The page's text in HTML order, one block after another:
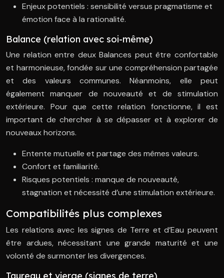
Enjeux potentiels : sensibilité versus pragmatisme et
émotion face à la rationalité.
Balance (relation avec soi-même)
Une relation entre deux Balances peut être confortable
et harmonieuse, fondée sur une compréhension partagée
et des valeurs communes. Néanmoins, elle peut
également manquer de nouveauté et de stimulation
extérieure. Pour que cette relation fonctionne, il est
important de chercher à se dépasser et à explorer de
nouveaux horizons.
Entente mutuelle et partage des mêmes valeurs.
Confort et familiarité.
Risques potentiels : manque de nouveauté,
stagnation et nécessité d’une stimulation extérieure.
Compatibilités plus complexes
Les relations avec les signes de Terre et d’Eau peuvent
être ardues, nécessitant une grande maturité et une
volonté de surmonter les divergences.